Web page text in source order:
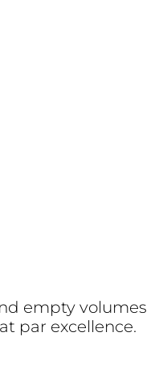
empty volumes
par excellence.